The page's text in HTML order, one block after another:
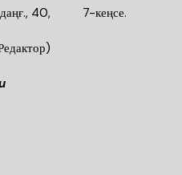
даңғ., 40, 7-кеңсе.